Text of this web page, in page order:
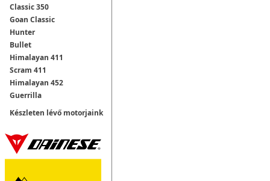
Classic 350
Goan Classic
Hunter
Bullet
Himalayan 411
Scram 411
Himalayan 452
Guerrilla
Készleten lévő motorjaink